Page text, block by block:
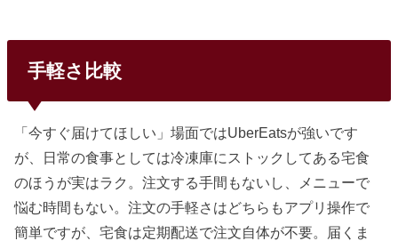
手軽さ比較
「今すぐ届けてほしい」場面ではUberEatsが強いです
が、日常の食事としては冷凍庫にストックしてある宅食
のほうが実はラク。注文する手間もないし、メニューで
悩む時間もない。注文の手軽さはどちらもアプリ操作で
簡単ですが、宅食は定期配送で注文自体が不要。届くま